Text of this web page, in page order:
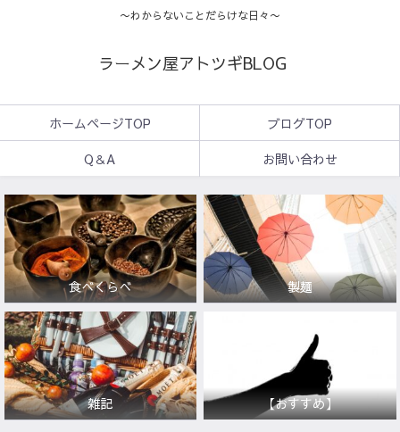
〜わからないことだらけな日々〜
ラーメン屋アトツギBLOG
ホームページTOP
ブログTOP
Q＆A
お問い合わせ
食べくらべ 製麺
雑記 【おすすめ】